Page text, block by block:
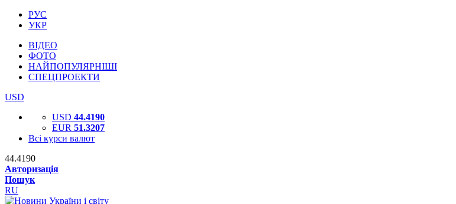
РУС
УКР
ВІДЕО
ФОТО
НАЙПОПУЛЯРНІШІ
СПЕЦПРОЕКТИ
USD
USD 44.4190
EUR 51.3207
Всі курси валют
44.4190
Авторизація
Пошук
RU